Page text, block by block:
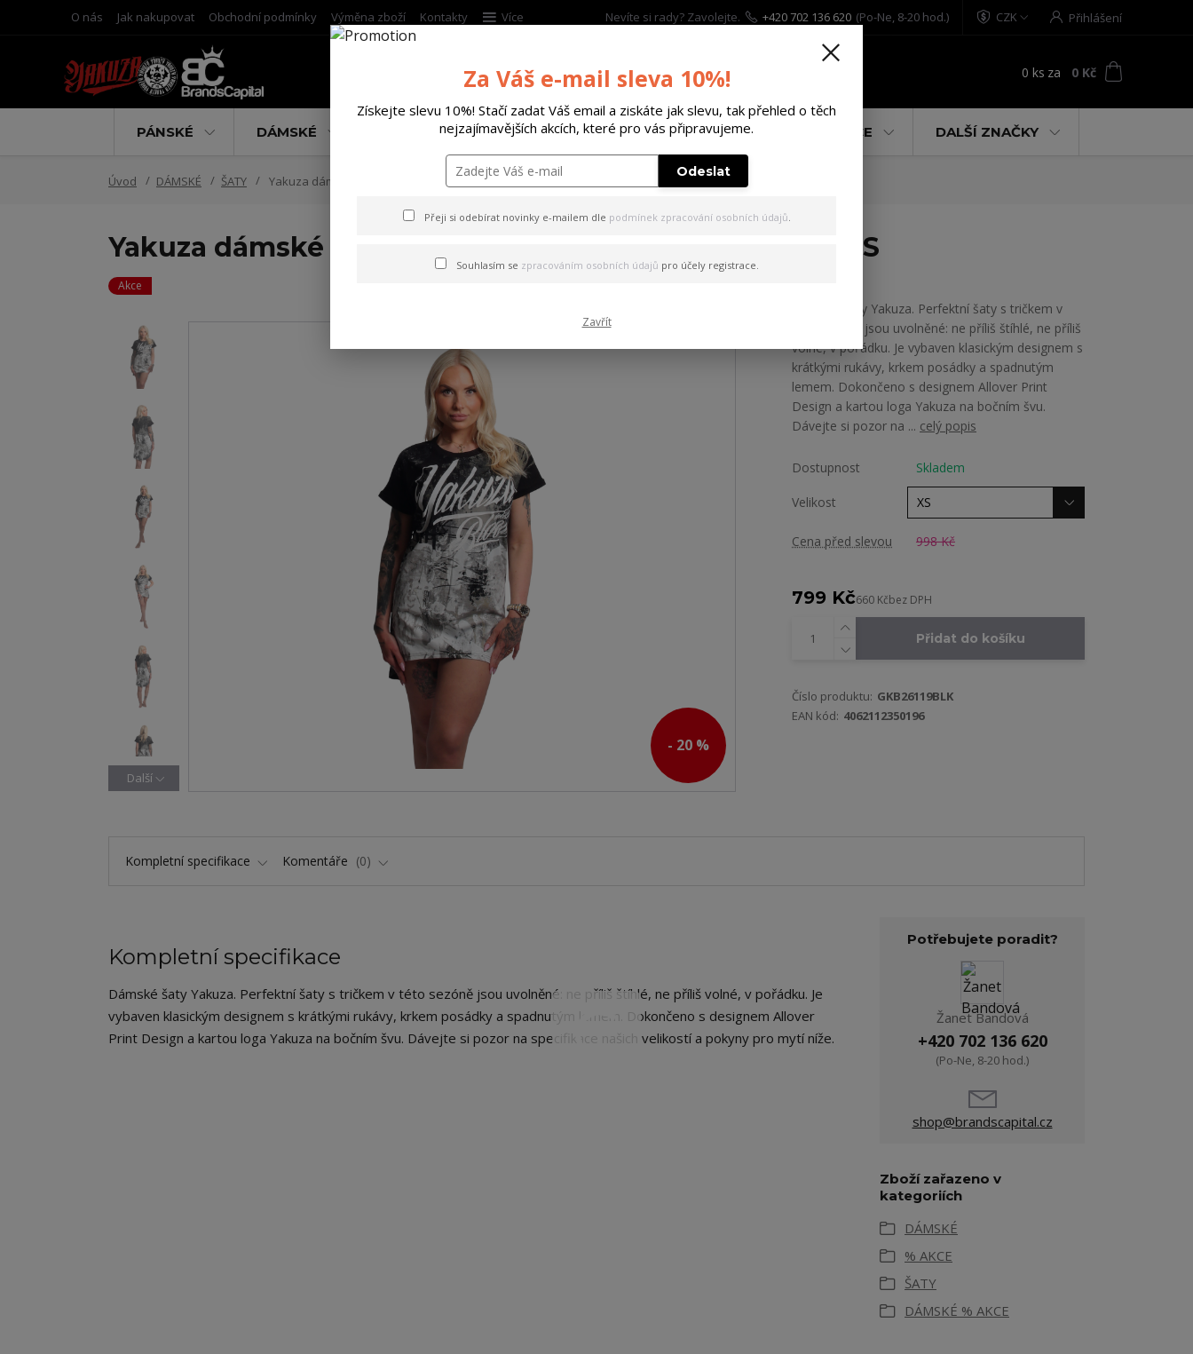
O nás Jak nakupovat Obchodní podmínky Výměna zboží Kontakty Více CZK Přihlášení
Nevíte si rady? Zavolejte. +420 702 136 620 (Po-Ne, 8-20 hod.)
0 ks za 0 Kč
PÁNSKÉ DÁMSKÉ DOPLŇKY DÁRKOVÉ POUKAZY % AKCE DALŠÍ ZNAČKY
Úvod DÁMSKÉ ŠATY Yakuza dámské šaty Inked Urban T-Shirt Dress black XS
Yakuza dámské šaty Inked Urban T-Shirt Dress black XS
Akce
- 20 %
Další
Dámské šaty Yakuza. Perfektní šaty s tričkem v
této sezóně jsou uvolněné: ne příliš štíhlé, ne příliš
volné, v pořádku. Je vybaven klasickým designem s
krátkými rukávy, krkem posádky a spadnutým
lemem. Dokončeno s designem Allover Print
Design a kartou loga Yakuza na bočním švu.
Dávejte si pozor na ... celý popis
Dostupnost Skladem
Velikost
Cena před slevou 998 Kč
799 Kč660 Kčbez DPH
Přidat do košíku
Číslo produktu: GKB26119BLK
EAN kód: 4062112350196
Kompletní specifikace Komentáře 0
Kompletní specifikace
Dámské šaty Yakuza. Perfektní šaty s tričkem v této sezóně jsou uvolněné: ne příliš štíhlé, ne příliš volné, v pořádku. Je
vybaven klasickým designem s krátkými rukávy, krkem posádky a spadnutým lemem. Dokončeno s designem Allover
Print Design a kartou loga Yakuza na bočním švu. Dávejte si pozor na specifikace našich velikostí a pokyny pro mytí níže.
Potřebujete poradit?
Žanet Bandová
+420 702 136 620
(Po-Ne, 8-20 hod.)
shop@brandscapital.cz
Zboží zařazeno v
kategoriích
DÁMSKÉ
% AKCE
ŠATY
DÁMSKÉ % AKCE
Za Váš e-mail sleva 10%!
Získejte slevu 10%! Stačí zadat Váš email a ziskáte jak slevu, tak přehled o těch
nejzajímavějších akcích, které pro vás připravujeme.
Odeslat
Přeji si odebírat novinky e-mailem dle podmínek zpracování osobních údajů.
Souhlasím se zpracováním osobních údajů pro účely registrace.
Zavřít